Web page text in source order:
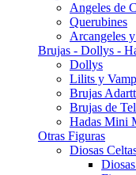
Angeles de
Querubines
Arcangeles
Brujas - Dollys -
Dollys
Lilits y
Brujas
Brujas de
Hadas Mini
Otras Figuras
Diosas